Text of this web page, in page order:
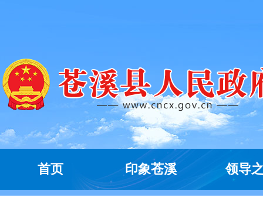
首页 印象苍溪 领导